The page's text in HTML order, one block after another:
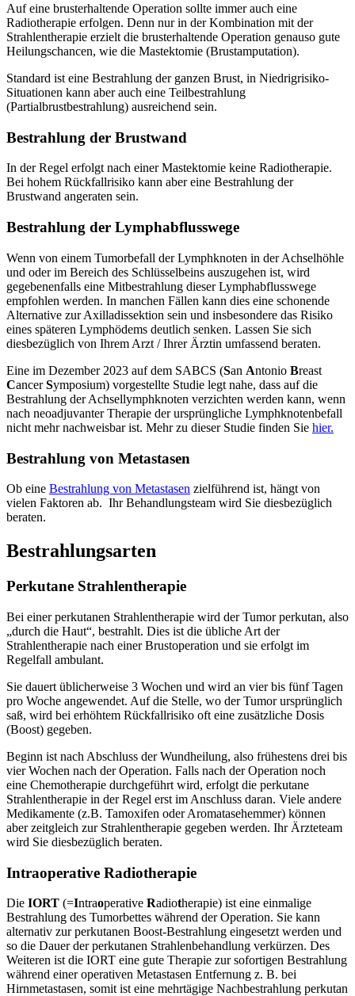
Auf eine brusterhaltende Operation sollte immer auch eine
Radiotherapie erfolgen. Denn nur in der Kombination mit der
Strahlentherapie erzielt die brusterhaltende Operation genauso gute
Heilungschancen, wie die Mastektomie (Brustamputation).
Standard ist eine Bestrahlung der ganzen Brust, in Niedrigrisiko-
Situationen kann aber auch eine Teilbestrahlung
(Partialbrustbestrahlung) ausreichend sein.
Bestrahlung der Brustwand
In der Regel erfolgt nach einer Mastektomie keine Radiotherapie.
Bei hohem Rückfallrisiko kann aber eine Bestrahlung der
Brustwand angeraten sein.
Bestrahlung der Lymphabflusswege
Wenn von einem Tumorbefall der Lymphknoten in der Achselhöhle
und oder im Bereich des Schlüsselbeins auszugehen ist, wird
gegebenenfalls eine Mitbestrahlung dieser Lymphabflusswege
empfohlen werden. In manchen Fällen kann dies eine schonende
Alternative zur Axilladissektion sein und insbesondere das Risiko
eines späteren Lymphödems deutlich senken. Lassen Sie sich
diesbezüglich von Ihrem Arzt / Ihrer Ärztin umfassend beraten.
Eine im Dezember 2023 auf dem SABCS (San Antonio Breast
CancerSymposium) vorgestellte Studie legt nahe, dass auf die
Bestrahlung der Achsellymphknoten verzichten werden kann, wenn
nach neoadjuvanter Therapie der ursprüngliche Lymphknotenbefall
nicht mehr nachweisbar ist. Mehr zu dieser Studie finden Sie hier.
Bestrahlung von Metastasen
Ob eine Bestrahlung von Metastasen zielführend ist, hängt von
vielen Faktoren ab. Ihr Behandlungsteam wird Sie diesbezüglich
beraten.
Bestrahlungsarten
Perkutane Strahlentherapie
Bei einer perkutanen Strahlentherapie wird der Tumor perkutan, also
„durch die Haut“, bestrahlt. Dies ist die übliche Art der
Strahlentherapie nach einer Brustoperation und sie erfolgt im
Regelfall ambulant.
Sie dauert üblicherweise 3 Wochen und wird an vier bis fünf Tagen
pro Woche angewendet. Auf die Stelle, wo der Tumor ursprünglich
saß, wird bei erhöhtem Rückfallrisiko oft eine zusätzliche Dosis
(Boost) gegeben.
Beginn ist nach Abschluss der Wundheilung, also frühestens drei bis
vier Wochen nach der Operation. Falls nach der Operation noch
eine Chemotherapie durchgeführt wird, erfolgt die perkutane
Strahlentherapie in der Regel erst im Anschluss daran. Viele andere
Medikamente (z.B. Tamoxifen oder Aromatasehemmer) können
aber zeitgleich zur Strahlentherapie gegeben werden. Ihr Ärzteteam
wird Sie diesbezüglich beraten.
Intraoperative Radiotherapie
Die IORT (=Intraoperative Radiotherapie) ist eine einmalige
Bestrahlung des Tumorbettes während der Operation. Sie kann
alternativ zur perkutanen Boost-Bestrahlung eingesetzt werden und
so die Dauer der perkutanen Strahlenbehandlung verkürzen. Des
Weiteren ist die IORT eine gute Therapie zur sofortigen Bestrahlung
während einer operativen Metastasen Entfernung z. B. bei
Hirnmetastasen, somit ist eine mehrtägige Nachbestrahlung perkutan